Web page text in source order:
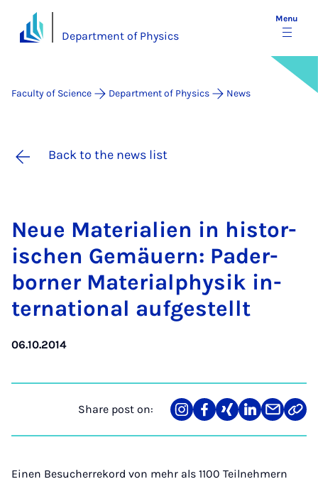
Department of Physics
Menu
Faculty of Science Department of Physics News
Back to the news list
Neue Ma­ter­i­ali­en in his­tor­
ischen Gemäuern: Pader­
borner Ma­ter­i­al­physik in­
ter­na­tion­al aufges­tellt
06.10.2014
Share post on:
Share
on
Teilen
auf
Teilen
auf
Teilen
auf
Teilen
über
Link
Einen Besucherrekord von mehr als 1100 Teilnehmern